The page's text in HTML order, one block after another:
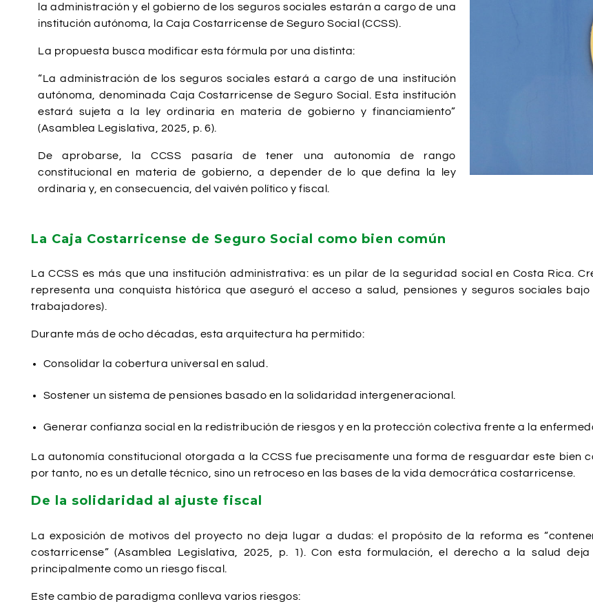
la administración y el gobierno de los seguros sociales estarán a cargo de una
institución autónoma, la Caja Costarricense de Seguro Social (CCSS).
La propuesta busca modificar esta fórmula por una distinta:
“La administración de los seguros sociales estará a cargo de una institución
autónoma, denominada Caja Costarricense de Seguro Social. Esta institución
estará sujeta a la ley ordinaria en materia de gobierno y financiamiento”
(Asamblea Legislativa, 2025, p. 6).
De aprobarse, la CCSS pasaría de tener una autonomía de rango
constitucional en materia de gobierno, a depender de lo que defina la ley
ordinaria y, en consecuencia, del vaivén político y fiscal.
La Caja Costarricense de Seguro Social como bien común
La CCSS es más que una institución administrativa: es un pilar de la seguridad social en Costa Rica.
representa una conquista histórica que aseguró el acceso a salud, pensiones y seguros sociales
trabajadores).
Durante más de ocho décadas, esta arquitectura ha permitido:
Consolidar la cobertura universal en salud.
Sostener un sistema de pensiones basado en la solidaridad intergeneracional.
Generar confianza social en la redistribución de riesgos y en la protección colectiva frente a la
La autonomía constitucional otorgada a la CCSS fue precisamente una forma de resguardar este bien
por tanto, no es un detalle técnico, sino un retroceso en las bases de la vida democrática costarricense.
De la solidaridad al ajuste fiscal
La exposición de motivos del proyecto no deja lugar a dudas: el propósito de la reforma es
costarricense” (Asamblea Legislativa, 2025, p. 1). Con esta formulación, el derecho a la salud
principalmente como un riesgo fiscal.
Este cambio de paradigma conlleva varios riesgos: